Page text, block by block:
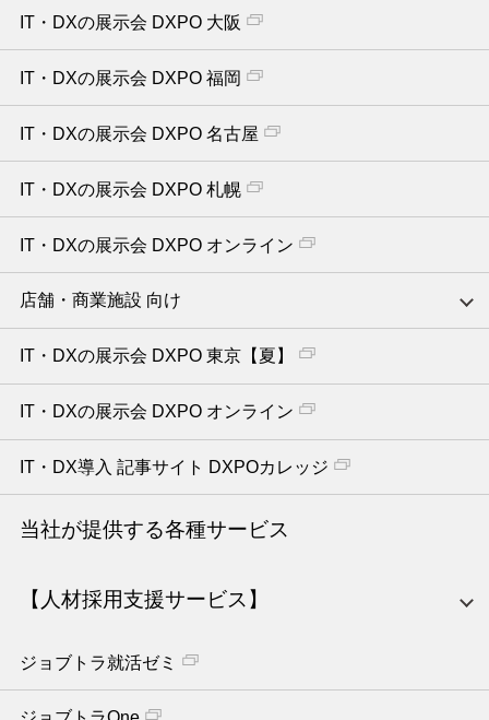
IT・DXの展示会 DXPO 大阪
IT・DXの展示会 DXPO 福岡
IT・DXの展示会 DXPO 名古屋
IT・DXの展示会 DXPO 札幌
IT・DXの展示会 DXPO オンライン
店舗・商業施設 向け
IT・DXの展示会 DXPO 東京【夏】
IT・DXの展示会 DXPO オンライン
IT・DX導入 記事サイト DXPOカレッジ
当社が提供する各種サービス
【人材採用支援サービス】
ジョブトラ就活ゼミ